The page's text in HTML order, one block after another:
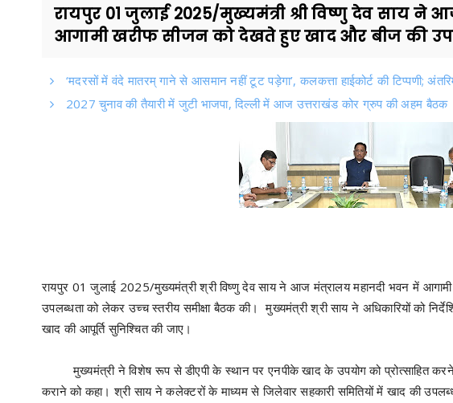
रायपुर 01 जुलाई 2025/मुख्यमंत्री श्री विष्णु देव साय ने
आगामी खरीफ सीजन को देखते हुए खाद और बीज की
‘मदरसों में वंदे मातरम् गाने से आसमान नहीं टूट पड़ेगा’, कलकत्ता हाईकोर्ट की टिप्पणी;
2027 चुनाव की तैयारी में जुटी भाजपा, दिल्ली में आज उत्तराखंड कोर ग्रुप की अहम बैठक
रायपुर 01 जुलाई 2025/मुख्यमंत्री श्री विष्णु देव साय ने आज मंत्रालय महानदी भवन में
उपलब्धता को लेकर उच्च स्तरीय समीक्षा बैठक की। मुख्यमंत्री श्री साय ने अधिकारियों को
खाद की आपूर्ति सुनिश्चित की जाए।
मुख्यमंत्री ने विशेष रूप से डीएपी के स्थान पर एनपीके खाद के उपयोग को प्रोत्साहित
कराने को कहा। श्री साय ने कलेक्टरों के माध्यम से जिलेवार सहकारी समितियों में खाद की